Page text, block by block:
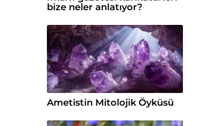
bize neler anlatıyor?
Ametistin Mitolojik Öyküsü